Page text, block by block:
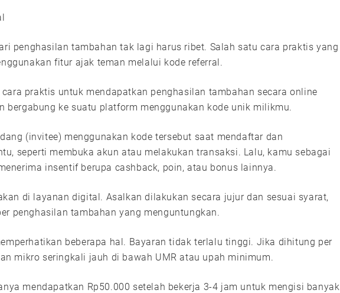
penghasilan tambahan tak lagi harus ribet. Salah satu cara praktis yang
fitur ajak teman melalui kode referral.
praktis untuk mendapatkan penghasilan tambahan secara online
bergabung ke suatu platform menggunakan kode unik milikmu.
(invitee) menggunakan kode tersebut saat mendaftar dan
seperti membuka akun atau melakukan transaksi. Lalu, kamu sebagai
insentif berupa cashback, poin, atau bonus lainnya.
di layanan digital. Asalkan dilakukan secara jujur dan sesuai syarat,
penghasilan tambahan yang menguntungkan.
beberapa hal. Bayaran tidak terlalu tinggi. Jika dihitung per
mikro seringkali jauh di bawah UMR atau upah minimum.
mendapatkan Rp50.000 setelah bekerja 3-4 jam untuk mengisi banyak